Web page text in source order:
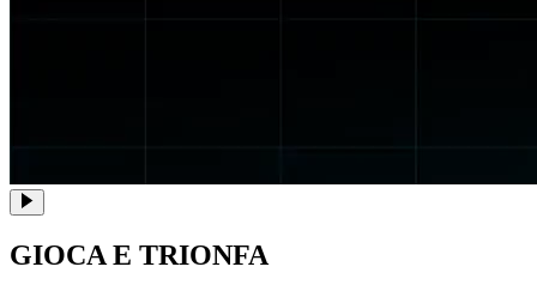
GIOCA E TRIONFA